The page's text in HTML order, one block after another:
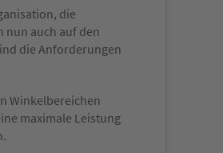
die
nun auch auf den
die Anforderungen
Winkelbereichen
maximale Leistung